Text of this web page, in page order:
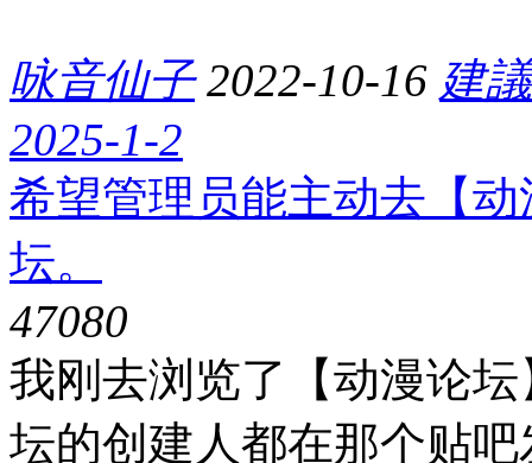
咏音仙子 2022-10-16 建
2025-1-2
希望管理员能主动去【
坛。
47080
我刚去浏览了【动漫论
坛的创建人都在那个贴